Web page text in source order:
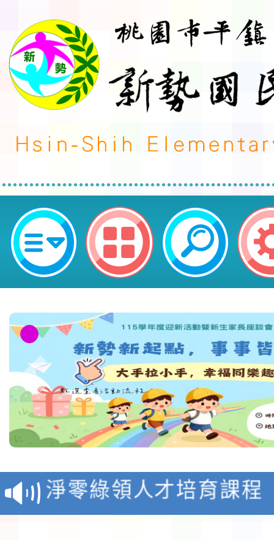
國立臺灣師範大學(以下簡稱臺師
辦理「數學素養教學工作坊-臺中
區新勢國民小學
教育部校安中心白海豚
報
淨零綠領人才培育課程
檢送桃園市115學年度